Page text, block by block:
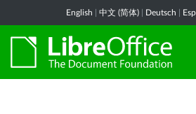
English 中文 (简体) Deutsch